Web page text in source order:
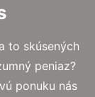
to skúsených
peniaz?
ponuku nás